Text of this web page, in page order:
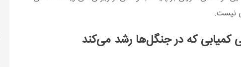
نیست.
کمیابی که در جنگل‌ها رشد می‌کند